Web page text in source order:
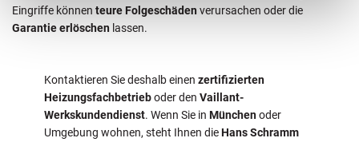
Eingriffe können teure Folgeschäden verursachen oder die
Garantie erlöschen lassen.
Kontaktieren Sie deshalb einen zertifizierten
Heizungsfachbetrieboder den Vaillant-
Werkskundendienst. Wenn Sie in Münchenoder
Umgebung wohnen, steht Ihnen dieHans Schramm